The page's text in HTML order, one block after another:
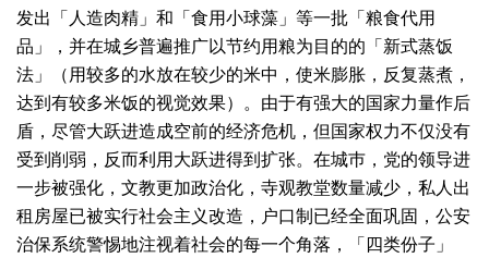
发出「人造肉精」和「食用小球藻」等一批「粮食代用
品」，并在城乡普遍推广以节约用粮为目的的「新式蒸饭
法」（用较多的水放在较少的米中，使米膨胀，反复蒸煮，
达到有较多米饭的视觉效果）。由于有强大的国家力量作后
盾，尽管大跃进造成空前的经济危机，但国家权力不仅没有
受到削弱，反而利用大跃进得到扩张。在城巿，党的领导进
一步被强化，文教更加政治化，寺观教堂数量减少，私人出
租房屋已被实行社会主义改造，户口制已经全面巩固，公安
治保系统警惕地注视着社会的每一个角落，「四类份子」